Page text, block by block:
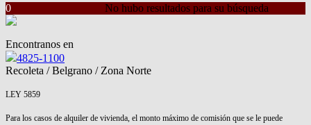
No hubo resultados para su búsqueda
0
Encontranos en
4825-1100
Recoleta / Belgrano / Zona Norte
LEY 5859
Para los casos de alquiler de vivienda, el monto máximo de comisión que se le puede